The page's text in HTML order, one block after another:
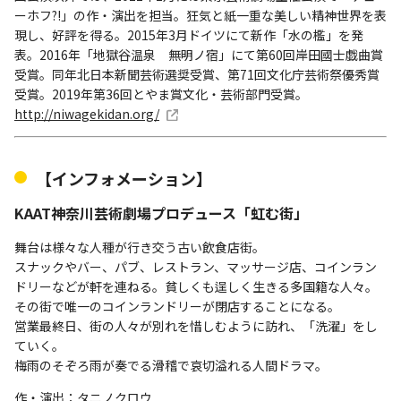
ーホフ?!」の作・演出を担当。狂気と紙一重な美しい精神世界を表
現し、好評を得る。2015年3月ドイツにて新作「水の檻」を発
表。2016年「地獄谷温泉 無明ノ宿」にて第60回岸田國士戯曲賞
受賞。同年北日本新聞芸術選奨受賞、第71回文化庁芸術祭優秀賞
受賞。2019年第36回とやま賞文化・芸術部門受賞。
http://niwagekidan.org/
【インフォメーション】
KAAT神奈川芸術劇場プロデュース「虹む街」
舞台は様々な人種が行き交う古い飲食店街。
スナックやバー、パブ、レストラン、マッサージ店、コインラン
ドリーなどが軒を連ねる。貧しくも逞しく生きる多国籍な人々。
その街で唯一のコインランドリーが閉店することになる。
営業最終日、街の人々が別れを惜しむように訪れ、「洗濯」をし
ていく。
梅雨のそぞろ雨が奏でる滑稽で哀切溢れる人間ドラマ。
作・演出：タニノクロウ